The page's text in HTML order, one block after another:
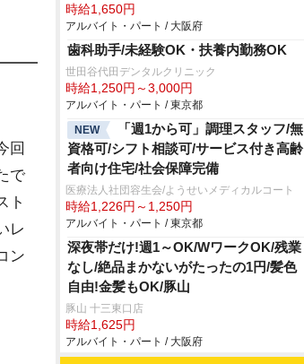
回
で
ト
レ
ン
時給1,650円
アルバイト・パート / 大阪府
歯科助手/未経験OK・扶養内勤務OK
世田谷代田デンタルクリニック
時給1,250円～3,000円
アルバイト・パート / 東京都
NEW
「週1から可」調理スタッフ/無
資格可/シフト相談可/サービス付き高齢
者向け住宅/社会保障完備
医療法人社団容生会/ようせいメディカルコート
時給1,226円～1,250円
アルバイト・パート / 東京都
深夜帯だけ!週1～OK/WワークOK/残業
なし/絶品まかないがたったの1円/髪色
自由!金髪もOK/豚山
豚山 十三東口店
時給1,625円
アルバイト・パート / 大阪府